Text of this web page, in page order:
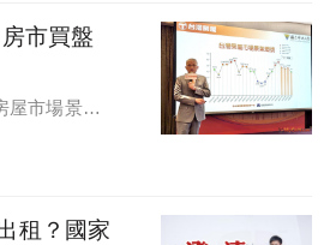
市買盤
屋市場景氣
租？國家